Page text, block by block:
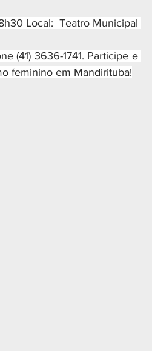
Local:  Teatro Municipal
3636-1741. Participe e
feminino em Mandirituba!